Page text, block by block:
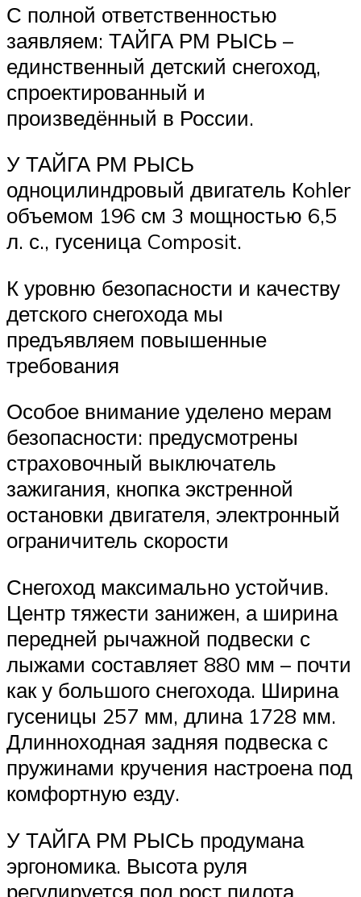
С полной ответственностью
заявляем: ТАЙГА РМ РЫСЬ –
единственный детский снегоход,
спроектированный и
произведённый в России.
У ТАЙГА РМ РЫСЬ
одноцилиндровый двигатель Кohlеr
объемом 196 см 3 мощностью 6,5
л. с., гусеница Composit.
К уровню безопасности и качеству
детского снегохода мы
предъявляем повышенные
требования
Особое внимание уделено мерам
безопасности: предусмотрены
страховочный выключатель
зажигания, кнопка экстренной
остановки двигателя, электронный
ограничитель скорости
Снегоход максимально устойчив.
Центр тяжести занижен, а ширина
передней рычажной подвески с
лыжами составляет 880 мм – почти
как у большого снегохода. Ширина
гусеницы 257 мм, длина 1728 мм.
Длинноходная задняя подвеска с
пружинами кручения настроена под
комфортную езду.
У ТАЙГА РМ РЫСЬ продумана
эргономика. Высота руля
регулируется под рост пилота.